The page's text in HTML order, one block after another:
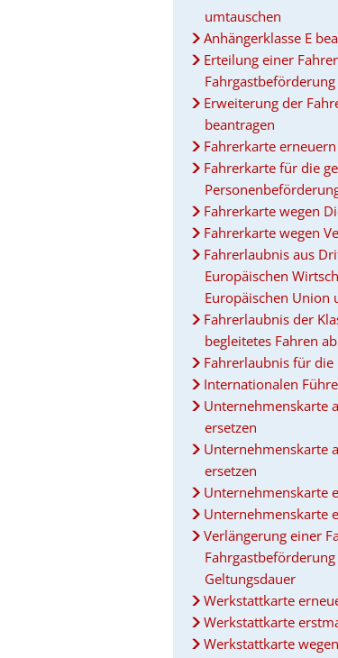
umtauschen
Anhängerklasse E
Erteilung einer
Fahrgastbeförderung
Erweiterung der
beantragen
Fahrerkarte erneuern
Fahrerkarte für die
Fahrerkarte wegen
Fahrerkarte wegen
Fahrerlaubnis aus
Europäischen
Europäischen Union
Fahrerlaubnis der
begleitetes Fahren
Fahrerlaubnis für die
Internationalen
Unternehmenskarte
ersetzen
Unternehmenskarte
ersetzen
Unternehmenskarte
Unternehmenskarte
Verlängerung einer
Geltungsdauer
Werkstattkarte
Werkstattkarte
Werkstattkarte